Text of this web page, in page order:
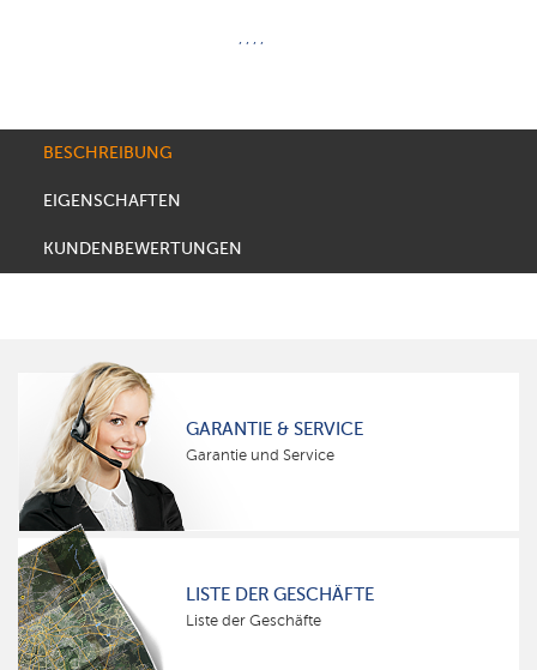
, , , ,
BESCHREIBUNG
EIGENSCHAFTEN
KUNDENBEWERTUNGEN
GARANTIE & SERVICE
Garantie und Service
LISTE DER GESCHÄFTE
Liste der Geschäfte